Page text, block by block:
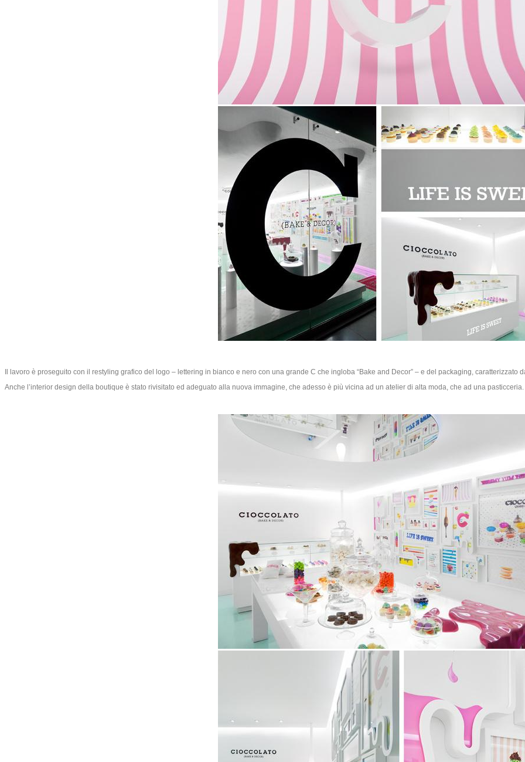
Il lavoro è proseguito con il restyling grafico del logo – lettering in bianco e nero con una grande C che ingloba “Bake and Decor” – e del packaging, caratterizzato
Anche l’interior design della boutique è stato rivisitato ed adeguato alla nuova immagine, che adesso è più vicina ad un atelier di alta moda, che ad una pasticceria.